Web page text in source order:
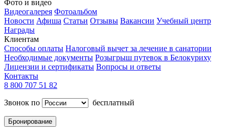
Фото и видео
Видеогалерея Фотоальбом
Новости Афиша Статьи Отзывы Вакансии Учебный центр
Награды
Клиентам
Способы оплаты Налоговый вычет за лечение в санатории
Необходимые документы Розыгрыш путевок в Белокуриху
Лицензии и сертификаты Вопросы и ответы
Контакты
8 800 707 51 82
Звонок по
бесплатный
Бронирование